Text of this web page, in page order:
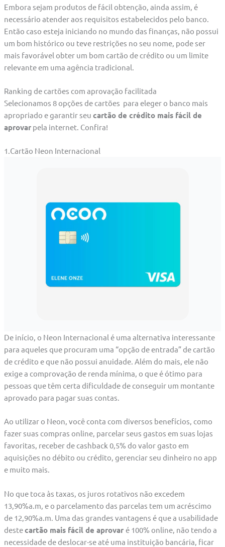
Embora sejam produtos de fácil obtenção, ainda assim, é
necessário atender aos requisitos estabelecidos pelo banco.
Então caso esteja iniciando no mundo das finanças, não possui
um bom histórico ou teve restrições no seu nome, pode ser
mais favorável obter um bom cartão de crédito ou um limite
relevante em uma agência tradicional.
Ranking de cartões com aprovação facilitada
Selecionamos 8 opções de cartões para eleger o banco mais
apropriado e garantir seu cartão de crédito mais fácil de
aprovarpela internet. Confira!
1.Cartão Neon Internacional
De início, o Neon Internacional é uma alternativa interessante
para aqueles que procuram uma “opção de entrada” de cartão
de crédito e que não possui anuidade. Além do mais, ele não
exige a comprovação de renda mínima, o que é ótimo para
pessoas que têm certa dificuldade de conseguir um montante
aprovado para pagar suas contas.
Ao utilizar o Neon, você conta com diversos benefícios, como
fazer suas compras online, parcelar seus gastos em suas lojas
favoritas, receber de cashback 0,5% do valor gasto em
aquisições no débito ou crédito, gerenciar seu dinheiro no app
e muito mais.
No que toca às taxas, os juros rotativos não excedem
13,90%a.m, e o parcelamento das parcelas tem um acréscimo
de 12,90%a.m. Uma das grandes vantagens é que a usabilidade
destecartão mais fácil de aprovar é 100% online, não tendo a
necessidade de deslocar-se até uma instituição bancária, ficar